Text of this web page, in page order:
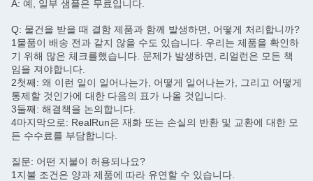
A: 예, 일부 샘플은 무료입니다.
Q: 물건을 받을 때 결함 제품과 함께 발생하면, 어떻게 처리합니까?
1물품이 배송 전과 같지 않을 수도 있습니다. 우리는 제품을 확인하
기 위해 많은 체크를했습니다. 문제가 발생하면, 리얼런은 모든 책
임을 져야합니다.
2첫째: 왜 이런 일이 일어나는가, 어떻게 일어나는가, 그리고 어떻게
통제할 것인가에 대한 다음의 표가 나올 것입니다.
3둘째: 해결책을 논의합니다.
4마지막으로: RealRun은 재화 또는 손실의 반환 및 교환에 대한 모
든 수수료를 부담합니다.
질문: 어떤 지불이 허용되나요?
1지불 조건은 양과 제품에 따라 유연할 수 있습니다.